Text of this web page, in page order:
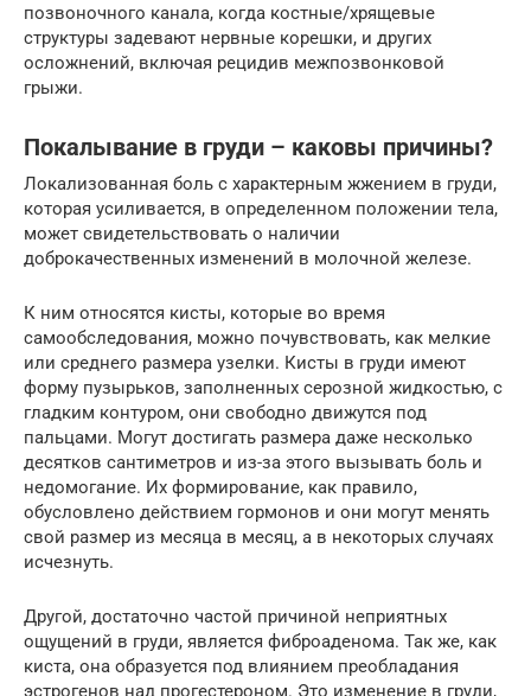
позвоночного канала, когда костные/хрящевые
структуры задевают нервные корешки, и других
осложнений, включая рецидив межпозвонковой
грыжи.
Покалывание в груди – каковы причины?
Локализованная боль с характерным жжением в груди,
которая усиливается, в определенном положении тела,
может свидетельствовать о наличии
доброкачественных изменений в молочной железе.
К ним относятся кисты, которые во время
самообследования, можно почувствовать, как мелкие
или среднего размера узелки. Кисты в груди имеют
форму пузырьков, заполненных серозной жидкостью, с
гладким контуром, они свободно движутся под
пальцами. Могут достигать размера даже несколько
десятков сантиметров и из-за этого вызывать боль и
недомогание. Их формирование, как правило,
обусловлено действием гормонов и они могут менять
свой размер из месяца в месяц, а в некоторых случаях
исчезнуть.
Другой, достаточно частой причиной неприятных
ощущений в груди, является фиброаденома. Так же, как
киста, она образуется под влиянием преобладания
эстрогенов над прогестероном. Это изменение в груди,